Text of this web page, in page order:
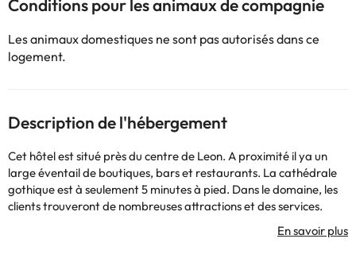
Conditions pour les animaux de compagnie
Les animaux domestiques ne sont pas autorisés dans ce
logement.
Description de l'hébergement
Cet hôtel est situé près du centre de Leon. A proximité il ya un
large éventail de boutiques, bars et restaurants. La cathédrale
gothique est à seulement 5 minutes à pied. Dans le domaine, les
clients trouveront de nombreuses attractions et des services.
Liens vers le réseau de transports en commun sont également à
proximité. La côte est à seulement 80 km. Cet hôtel moderne